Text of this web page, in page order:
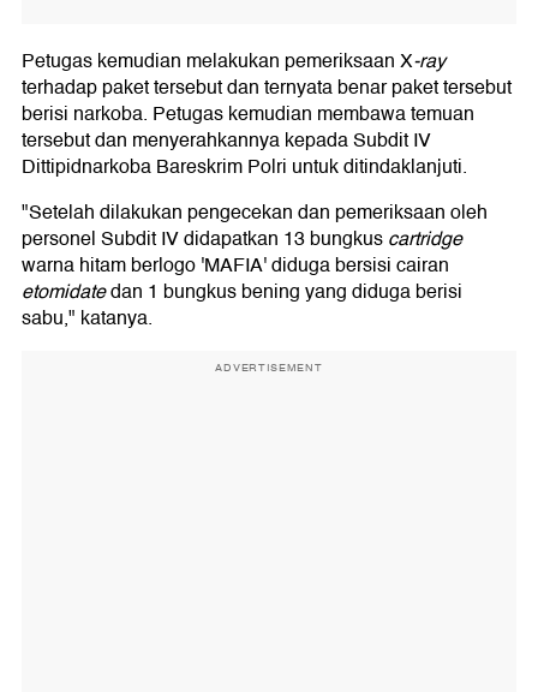
Petugas kemudian melakukan pemeriksaan X-ray
terhadap paket tersebut dan ternyata benar paket tersebut
berisi narkoba. Petugas kemudian membawa temuan
tersebut dan menyerahkannya kepada Subdit IV
Dittipidnarkoba Bareskrim Polri untuk ditindaklanjuti.
"Setelah dilakukan pengecekan dan pemeriksaan oleh
personel Subdit IV didapatkan 13 bungkuscartridge
warna hitam berlogo 'MAFIA' diduga bersisi cairan
etomidatedan 1 bungkus bening yang diduga berisi
sabu," katanya.
ADVERTISEMENT